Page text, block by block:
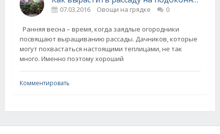
07.03.2016 Овощи на грядке 0
Ранняя весна – время, когда заядлые огородники
посвящают выращиванию рассады. Дачников, которые
могут похвастаться настоящими теплицами, не так
много. Именно поэтому хороший
Комментировать